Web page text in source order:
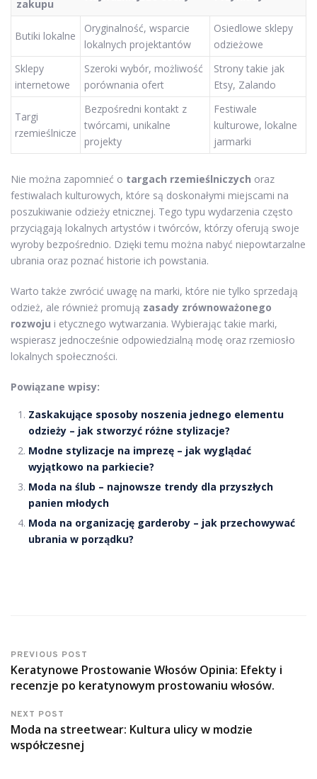
zakupu
Butiki lokalne
Oryginalność, wsparcie
lokalnych projektantów
Osiedlowe sklepy
odzieżowe
Sklepy
internetowe
Szeroki wybór, możliwość
porównania ofert
Strony takie jak
Etsy, Zalando
Targi
rzemieślnicze
Bezpośredni kontakt z
twórcami, unikalne
projekty
Festiwale
kulturowe, lokalne
jarmarki
Nie można zapomnieć o targach rzemieślniczych oraz
festiwalach kulturowych, które są doskonałymi miejscami na
poszukiwanie odzieży etnicznej. Tego typu wydarzenia często
przyciągają lokalnych artystów i twórców, którzy oferują swoje
wyroby bezpośrednio. Dzięki temu można nabyć niepowtarzalne
ubrania oraz poznać historie ich powstania.
Warto także zwrócić uwagę na marki, które nie tylko sprzedają
odzież, ale również promują zasady zrównoważonego
rozwoju i etycznego wytwarzania. Wybierając takie marki,
wspierasz jednocześnie odpowiedzialną modę oraz rzemiosło
lokalnych społeczności.
Powiązane wpisy:
Zaskakujące sposoby noszenia jednego elementu
odzieży – jak stworzyć różne stylizacje?
Modne stylizacje na imprezę – jak wyglądać
wyjątkowo na parkiecie?
Moda na ślub – najnowsze trendy dla przyszłych
panien młodych
Moda na organizację garderoby – jak przechowywać
ubrania w porządku?
PREVIOUS POST
Keratynowe Prostowanie Włosów Opinia: Efekty i
recenzje po keratynowym prostowaniu włosów.
NEXT POST
Moda na streetwear: Kultura ulicy w modzie
współczesnej